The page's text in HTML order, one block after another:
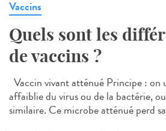
Vaccins
Quels sont les
de vaccins ?
Vaccin vivant atténué Principe : on
affaiblie du virus ou de la bactérie,
similaire. Ce microbe atténué perd